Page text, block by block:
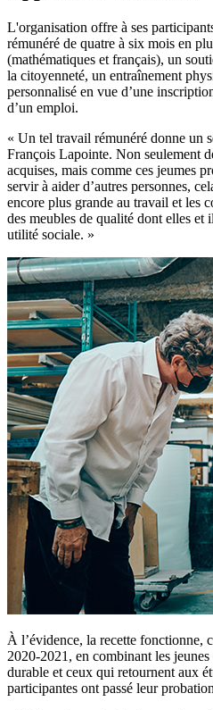
L'organisation offre à ses
rémunéré de quatre à six mois en
(mathématiques et français), un
la citoyenneté, un entraînement
personnalisé en vue d’une
d’un emploi.
« Un tel travail rémunéré donne un
François Lapointe. Non seulement
acquises, mais comme ces jeumes
servir à aider d’autres personnes,
encore plus grande au travail et les
des meubles de qualité dont elles et
utilité sociale. »
À l’évidence, la recette fonctionne,
2020-2021, en combinant les
durable et ceux qui retournent aux
participantes ont passé leur